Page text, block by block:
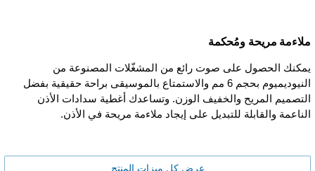
ملاءمة مريحة ومُحكمة
يمكنك الحصول على صوت رائع من المشغّلات المصنوعة من
النيوديميوم بحجم 6 مم والاستمتاع بالموسيقى براحة حقيقية بفضل
التصميم المريح والخفيف الوزن. وتساعدك أغطية سدادات الأذن
الناعمة والقابلة للتبديل على إيجاد ملاءمة مريحة في الأذن.
عرض كل ميزات المنتج